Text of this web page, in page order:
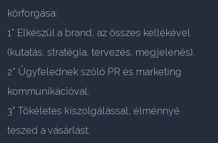
körforgása:
1* Elkészül a brand, az összes kellékével
(kutatás, stratégia, tervezés, megjelenés).
2* Ügyfelednek szóló PR és marketing
kommunikációval.
3* Tökéletes kiszolgálással, élménnyé
teszed a vásárlást.